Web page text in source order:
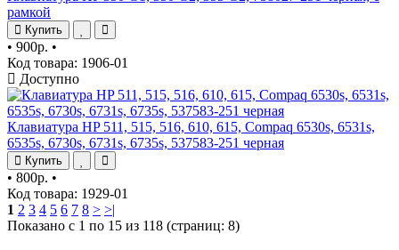
рамкой
Купить
• 900р. •
Код товара: 1906-01
Доступно
Клавиатура HP 511, 515, 516, 610, 615, Compaq 6530s, 6531s,
6535s, 6730s, 6731s, 6735s, 537583-251 черная
Купить
• 800р. •
Код товара: 1929-01
1 2 3 4 5 6 7 8 > >|
Показано с 1 по 15 из 118 (страниц: 8)